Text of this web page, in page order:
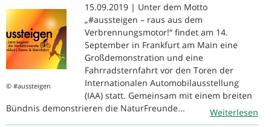
© #aussteigen
15.09.2019 | Unter dem Motto
„#aussteigen – raus aus dem
Verbrennungsmotor!“ findet am 14.
September in Frankfurt am Main eine
Großdemonstration und eine
Fahrradsternfahrt vor den Toren der
Internationalen Automobilausstellung
(IAA) statt. Gemeinsam mit einem breiten
Bündnis demonstrieren die NaturFreunde...
Weiterlesen